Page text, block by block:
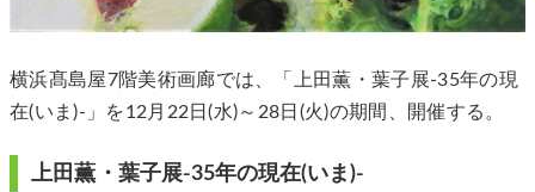
横浜髙島屋7階美術画廊では、「上田薫・葉子展-35年の現
在(いま)-」を12月22日(水)～28日(火)の期間、開催する。
上田薫・葉子展-35年の現在(いま)-